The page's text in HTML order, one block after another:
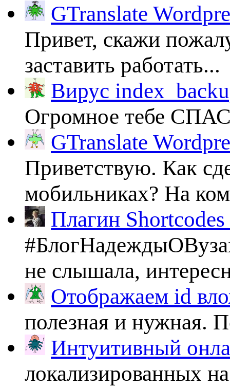
GTranslate
Привет, скажи
заставить работать...
Вирус
Огромное тебе
GTranslate
Приветствую. Как
мобильниках? На
Плагин
не слышала,
Отображаем id
полезная и нужная.
Интуитивный
локализированных